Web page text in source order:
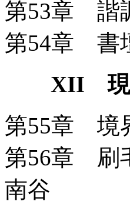
第53章 諧
第54章 書
XII 現
第55章 境
第56章 刷
南谷